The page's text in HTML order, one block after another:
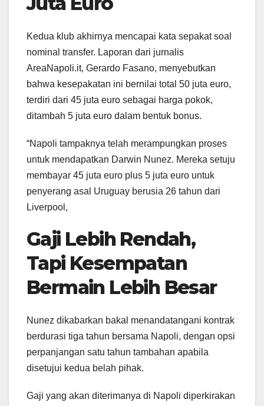
Kedua klub akhirnya mencapai kata sepakat soal
nominal transfer. Laporan dari jurnalis
AreaNapoli.it, Gerardo Fasano, menyebutkan
bahwa kesepakatan ini bernilai total 50 juta euro,
terdiri dari 45 juta euro sebagai harga pokok,
ditambah 5 juta euro dalam bentuk bonus.
“Napoli tampaknya telah merampungkan proses
untuk mendapatkan Darwin Nunez. Mereka setuju
membayar 45 juta euro plus 5 juta euro untuk
penyerang asal Uruguay berusia 26 tahun dari
Liverpool,
Gaji Lebih Rendah,
Tapi Kesempatan
Bermain Lebih Besar
Nunez dikabarkan bakal menandatangani kontrak
berdurasi tiga tahun bersama Napoli, dengan opsi
perpanjangan satu tahun tambahan apabila
disetujui kedua belah pihak.
Gaji yang akan diterimanya di Napoli diperkirakan